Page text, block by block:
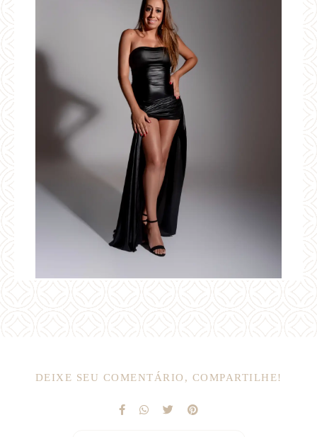
DEIXE SEU COMENTÁRIO, COMPARTILHE!